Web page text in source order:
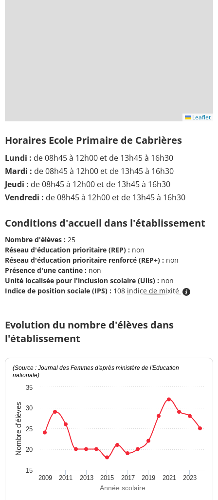
Leaflet
Horaires Ecole Primaire de Cabrières
Lundi : de 08h45 à 12h00 et de 13h45 à 16h30
Mardi : de 08h45 à 12h00 et de 13h45 à 16h30
Jeudi : de 08h45 à 12h00 et de 13h45 à 16h30
Vendredi : de 08h45 à 12h00 et de 13h45 à 16h30
Conditions d'accueil dans l'établissement
Nombre d'élèves : 25
Réseau d'éducation prioritaire (REP) : non
Réseau d'éducation prioritaire renforcé (REP+) : non
Présence d'une cantine : non
Unité localisée pour l'inclusion scolaire (Ulis) : non
Indice de position sociale (IPS) : 108 indice de mixité
Evolution du nombre d'élèves dans
l'établissement
Année scolaire
Nombre d'élèves
(Source : Journal des Femmes d'après ministère de l'Education
nationale)
2009 2011 2013 2015 2017 2019 2021 2023
15
20
25
30
35